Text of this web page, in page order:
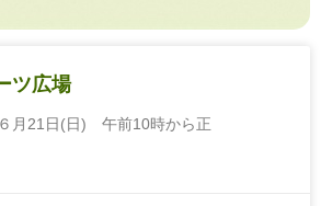
ツ広場
月21日(日) 午前10時から正